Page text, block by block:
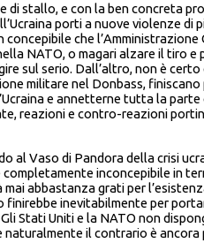
di stallo, e con la ben concreta
porti a nuove violenze di
che
NATO, o magari alzare il tiro e
sul serio. Dall’altro, non è
militare nel Donbass, finiscano
e annetterne tutta la
reazioni e contro-reazioni
al Vaso di Pandora della crisi
completamente inconcepibile in
mai abbastanza grati per
inevitabilmente per
Stati Uniti e la NATO non
naturalmente il contrario è ancora